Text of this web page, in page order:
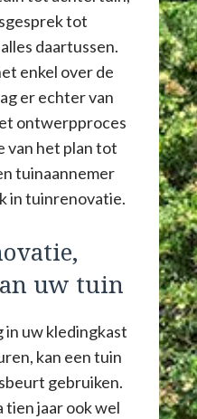
tot
daartussen.
enkel over de
er echter van
ontwerpproces
van het plan tot
tuinaannemer
in tuinrenovatie.
uw tuin
in uw kledingkast
kan een tuin
gebruiken.
tien jaar ook wel